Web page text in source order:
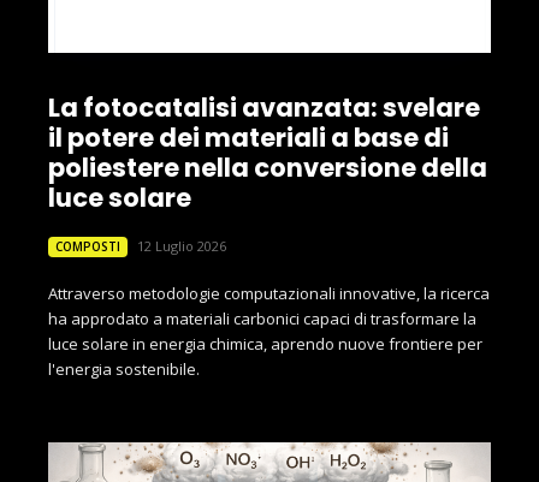
La fotocatalisi avanzata: svelare
il potere dei materiali a base di
poliestere nella conversione della
luce solare
COMPOSTI 12 Luglio 2026
Attraverso metodologie computazionali innovative, la ricerca
ha approdato a materiali carbonici capaci di trasformare la
luce solare in energia chimica, aprendo nuove frontiere per
l'energia sostenibile.